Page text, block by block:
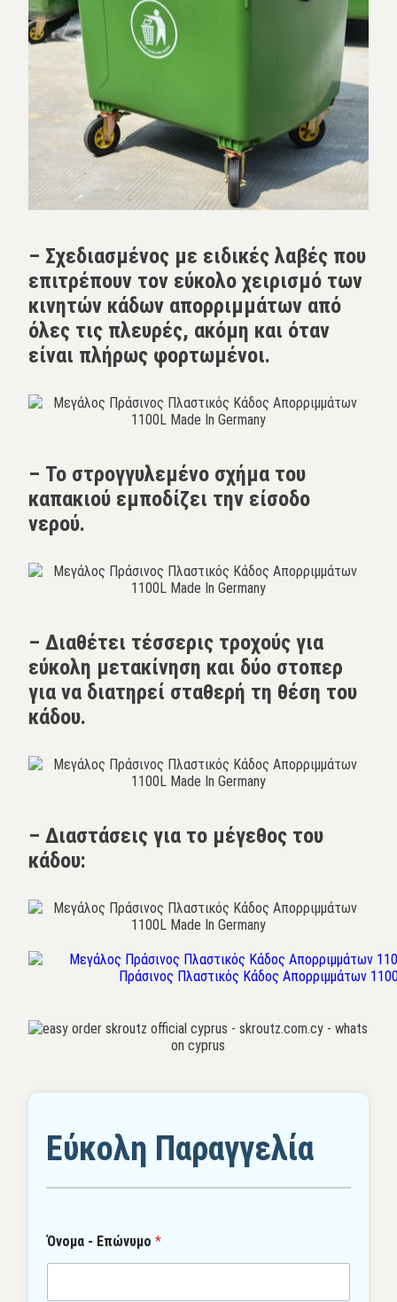
– Σχεδιασμένος με ειδικές λαβές που
επιτρέπουν τον εύκολο χειρισμό των
κινητών κάδων απορριμμάτων από
όλες τις πλευρές, ακόμη και όταν
είναι πλήρως φορτωμένοι.
– Το στρογγυλεμένο σχήμα του
καπακιού εμποδίζει την είσοδο
νερού.
– Διαθέτει τέσσερις τροχούς για
εύκολη μετακίνηση και δύο στοπερ
για να διατηρεί σταθερή τη θέση του
κάδου.
– Διαστάσεις για το μέγεθος του
κάδου:
Εύκολη Παραγγελία
Όνομα - Επώνυμο*